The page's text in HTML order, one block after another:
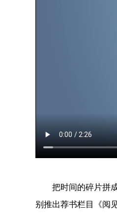
把时间的碎片拼成
别推出荐书栏目《阅